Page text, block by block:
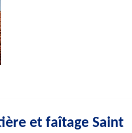
et faîtage Saint